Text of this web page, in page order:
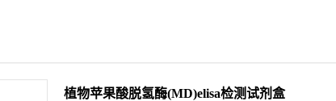
植物苹果酸脱氢酶(MD)elisa检测试剂盒